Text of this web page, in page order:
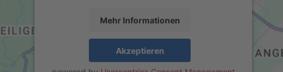
Mehr Informationen
Akzeptieren